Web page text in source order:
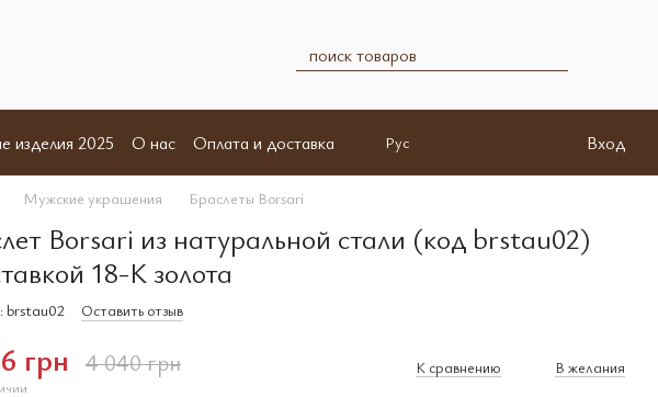
изделия 2025 О нас
Оплата и доставка
Рус Вход
Мужские украшения Браслеты Borsari
Borsari из натуральной стали (код brstau02)
18-К золота
brstau02 Оставить отзыв
грн 4 040 грн К сравнению В желания